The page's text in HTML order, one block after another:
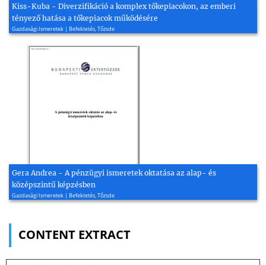
Kiss-Kuba - Diverzifikáció a komplex tőkepiacokon, az emberi
tényező hatása a tőkepiacok működésére
Gazdasági Ismeretek | Befektetés, Tőzsde
Gera Andrea - A pénzügyi ismeretek oktatása az alap- és
középszintű képzésben
Gazdasági Ismeretek | Befektetés, Tőzsde
CONTENT EXTRACT